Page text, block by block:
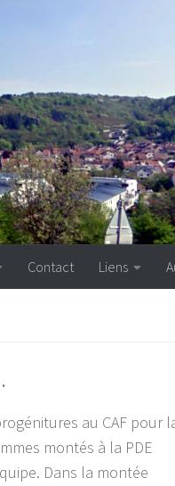
Contact Liens
au CAF pour
montés à la PDE
Dans la montée